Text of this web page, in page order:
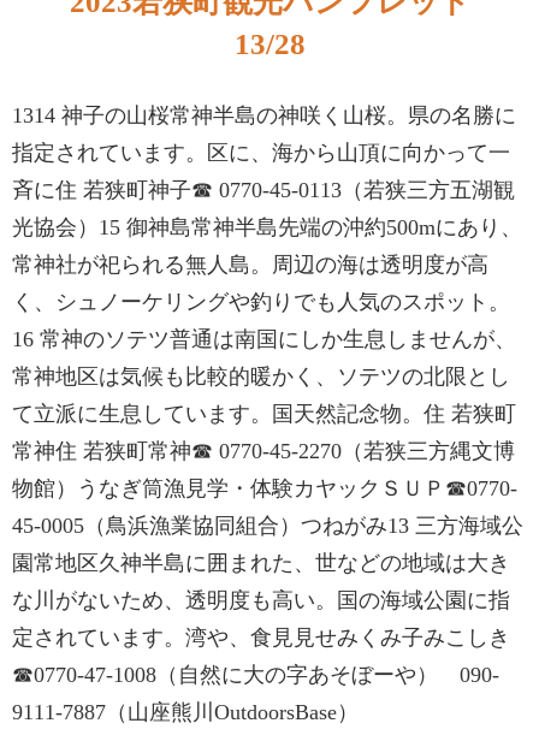
13/28
1314 神子の山桜常神半島の神咲く山桜。県の名勝に
指定されています。区に、海から山頂に向かって一
斉に住 若狭町神子☎ 0770-45-0113（若狭三方五湖観
光協会）15 御神島常神半島先端の沖約500mにあり、
常神社が祀られる無人島。周辺の海は透明度が高
く、シュノーケリングや釣りでも人気のスポット。
16 常神のソテツ普通は南国にしか生息しませんが、
常神地区は気候も比較的暖かく、ソテツの北限とし
て立派に生息しています。国天然記念物。住 若狭町
常神住 若狭町常神☎ 0770-45-2270（若狭三方縄文博
物館）うなぎ筒漁見学・体験カヤックＳＵＰ☎0770-
45-0005（鳥浜漁業協同組合）つねがみ13 三方海域公
園常地区久神半島に囲まれた、世などの地域は大き
な川がないため、透明度も高い。国の海域公園に指
定されています。湾や、食見見せみくみ子みこしき
☎0770-47-1008（自然に大の字あそぼーや） 090-
9111-7887（山座熊川OutdoorsBase）